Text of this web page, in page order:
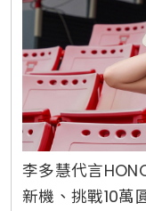
李多慧代言
新機、挑戰10萬